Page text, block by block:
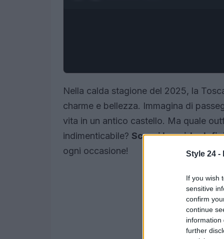
Style 24 -
If you wish
sensitive
confirm
continue
information
further
Nella calda stagione del 2025, la
charme e bellezza. Immagina di
vita in un antico castello. Ma quale
indimenticabile? Scopri la guida
ogni occasione!